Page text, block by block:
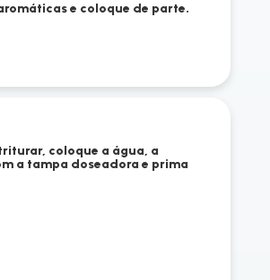
e coloque de parte.
coloque a água, a
a tampa doseadora e prima